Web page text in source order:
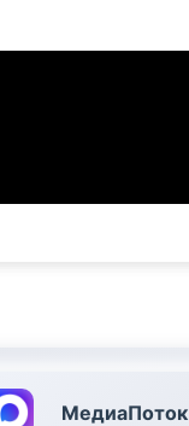
МедиаПоток